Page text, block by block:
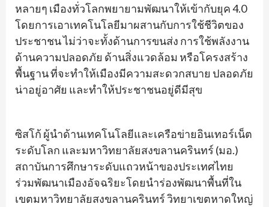
หลายๆ เมืองทั่วโลกพยายามพัฒนาให้เข้ากับยุค 4.0
โดยการเอาเทคโนโลยีมาผสานกับการใช้ชีวิตของ
ประชาชน ไม่ว่าจะทั้งด้านการขนส่ง การใช้พลังงาน
ด้านความปลอดภัย ด้านสิ่งแวดล้อม หรือโครงสร้าง
พื้นฐาน ที่จะทำให้เมืองมีความสะดวกสบาย ปลอดภัย
น่าอยู่อาศัย และทำให้ประชาชนอยู่ดีมีสุข
ซิสโก้ ผู้นำด้านเทคโนโลยีและเครือข่ายอินเทอร์เน็ต
ระดับโลก และมหาวิทยาลัยสงขลานครินทร์ (มอ.)
สถาบันการศึกษาระดับแถวหน้าของประเทศไทย
ร่วมพัฒนาเมืองอัจฉริยะโดยนำร่องพัฒนาพื้นที่ใน
เขตมหาวิทยาลัยสงขลานครินทร์ วิทยาเขตหาดใหญ่